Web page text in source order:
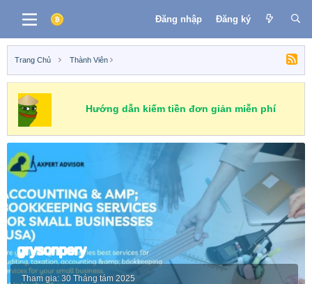
Đăng nhập Đăng ký
Trang Chủ Thành Viên
Hướng dẫn kiếm tiền đơn giản miễn phí
grysonpery
Tham gia 30 Tháng tám 2025